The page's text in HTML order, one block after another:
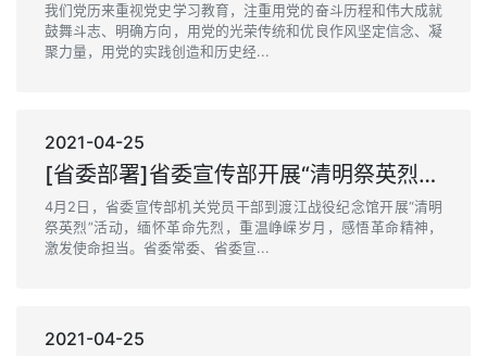
我们党历来重视党史学习教育，注重用党的奋斗历程和伟大成就
鼓舞斗志、明确方向，用党的光荣传统和优良作风坚定信念、凝
聚力量，用党的实践创造和历史经...
2021-04-25
[省委部署]省委宣传部开展“清明祭英烈”活动
4月2日，省委宣传部机关党员干部到渡江战役纪念馆开展“清明
祭英烈”活动，缅怀革命先烈，重温峥嵘岁月，感悟革命精神，
激发使命担当。省委常委、省委宣...
2021-04-25